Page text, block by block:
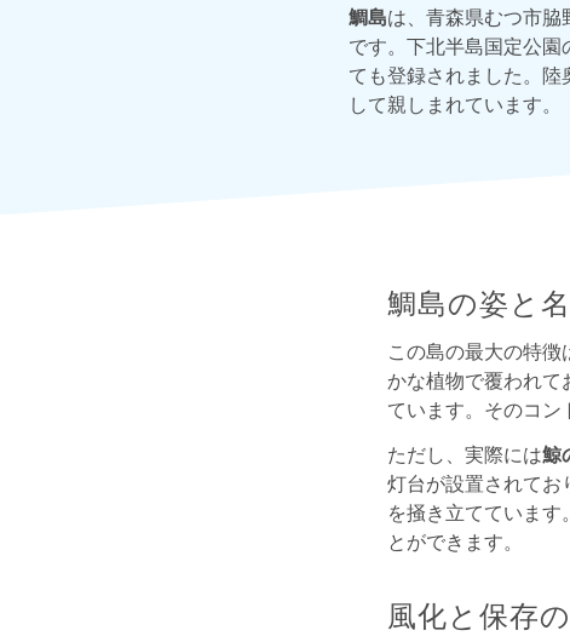
鯛島は、青森県むつ市
です。下北半島国定公
ても登録されました。
して親しまれています。
鯛島の姿と
この島の最大の特徴
かな植物で覆われ
ています。そのコン
ただし、実際には鯨
灯台が設置されてお
を掻き立てていま
とができます。
風化と保存